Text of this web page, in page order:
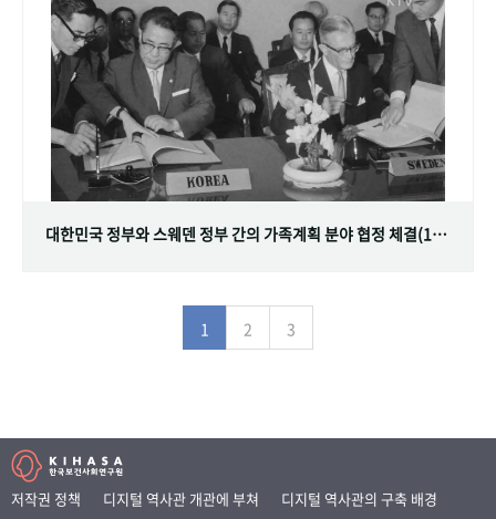
대한민국 정부와 스웨덴 정부 간의 가족계획 분야 협정 체결(1968.07.12)
1 2 3
저작권 정책 디지털 역사관 개관에 부쳐
디지털 역사관의 구축 배경